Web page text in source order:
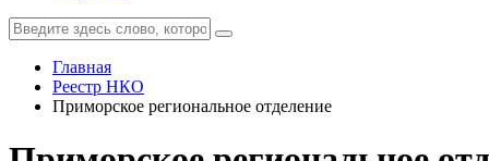
Главная
Реестр НКО
Приморское региональное отделение